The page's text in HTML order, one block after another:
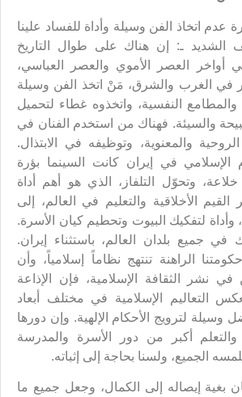
عدم اتخاذ الفن وسيلة وأداة للفساد علينا
الشديد ـ: إن هناك على طوال التاريخ
أواخر العصر الأموي والعصر العباسي،
في الغرب والشرق، مَنْ اتخذ الفن وسيلة
والمطامع النفسية، واتخذوه غطاء لتحميل
والسيئة. فهناك من استخدم الفنان في
والمعنوية، وتوظيفه في الابتذال.
الإسلامي في إيران كانت السينما بؤرة
وتحوّل التلفاز، الذي هو أهم أداة
الأخلاقية والتعليم في العالم، إلى
وأداة لتفكيك البيوت وتحطيم كيان الأسرة.
في جميع بلدان العالم، باستثناء إيران.
الراهنة تنتهج نظاماً إسلامياً، وأن
في نشر الثقافة الإسلامية، فإن الإذاعة
التعاليم الإسلامية في مختلف أبعاد
وسيلة لترويج الأحكام الإلهية. وإن دورها
أكبر من دور الأسرة والمدرسة
الجميع، ولسنا بحاجة إلى إثباته.
بغية إيصاله إلى الكمال، وجعل جميع ما